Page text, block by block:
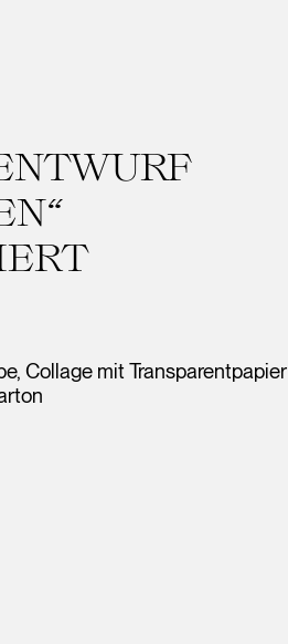
Collage mit Transparentpapier